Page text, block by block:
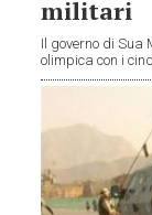
militari
Il governo di
olimpica con i